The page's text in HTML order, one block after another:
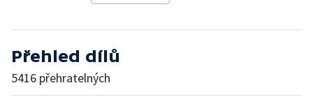
Přehled dílů
5416 přehratelných